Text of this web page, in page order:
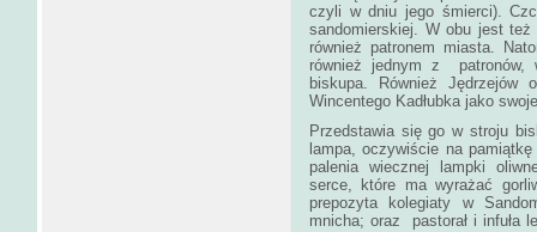
czyli w dniu jego śmierci).
sandomierskiej. W obu jest
również patronem miasta.
również jednym z patronów,
biskupa. Również Jędrzejów
Wincentego Kadłubka jako
Przedstawia się go w stroju
lampa, oczywiście na pamiątkę
palenia wiecznej lampki
serce, które ma wyrażać
prepozyta kolegiaty w
mnicha; oraz pastorał i infuła